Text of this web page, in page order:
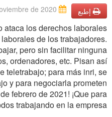
إطبع
ataca los derechos laborales
de los trabajadores.
pero sin facilitar ninguna
ordenadores, etc. Pisan así
teletrabajo; para más inri, se
y para negociarla prometen
febrero de 2021! ¡Que para
trabajando en la empresa!